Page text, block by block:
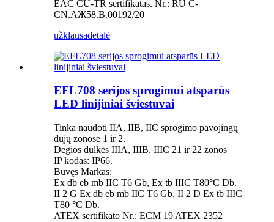
EAC CU-TR sertifikatas. Nr.: RU C-
CN.AЖ58.B.00192/20
užklausadetalė
EFL708 serijos sprogimui atsparūs
LED linijiniai šviestuvai
Tinka naudoti IIA, IIB, IIC sprogimo pavojingų
dujų zonose 1 ir 2.
Degios dulkės IIIA, IIIB, IIIC 21 ir 22 zonos
IP kodas: IP66.
Buvęs Markas:
Ex db eb mb IIC T6 Gb, Ex tb IIIC T80°C Db.
II 2 G Ex db eb mb IIC T6 Gb, II 2 D Ex tb IIIC
T80 °C Db.
ATEX sertifikato Nr.: ECM 19 ATEX 2352